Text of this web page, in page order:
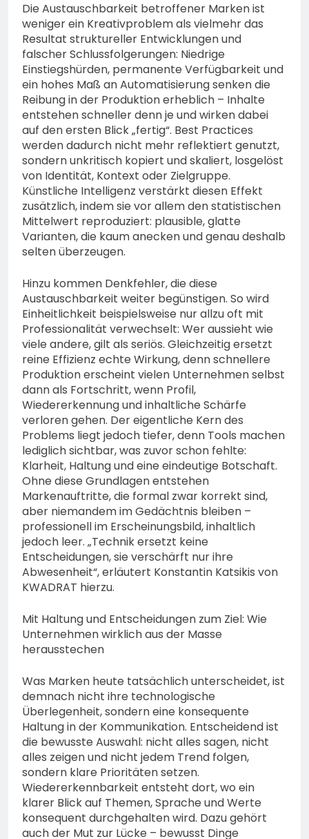
Die Austauschbarkeit betroffener Marken ist
weniger ein Kreativproblem als vielmehr das
Resultat struktureller Entwicklungen und
falscher Schlussfolgerungen: Niedrige
Einstiegshürden, permanente Verfügbarkeit und
ein hohes Maß an Automatisierung senken die
Reibung in der Produktion erheblich – Inhalte
entstehen schneller denn je und wirken dabei
auf den ersten Blick „fertig“. Best Practices
werden dadurch nicht mehr reflektiert genutzt,
sondern unkritisch kopiert und skaliert, losgelöst
von Identität, Kontext oder Zielgruppe.
Künstliche Intelligenz verstärkt diesen Effekt
zusätzlich, indem sie vor allem den statistischen
Mittelwert reproduziert: plausible, glatte
Varianten, die kaum anecken und genau deshalb
selten überzeugen.
Hinzu kommen Denkfehler, die diese
Austauschbarkeit weiter begünstigen. So wird
Einheitlichkeit beispielsweise nur allzu oft mit
Professionalität verwechselt: Wer aussieht wie
viele andere, gilt als seriös. Gleichzeitig ersetzt
reine Effizienz echte Wirkung, denn schnellere
Produktion erscheint vielen Unternehmen selbst
dann als Fortschritt, wenn Profil,
Wiedererkennung und inhaltliche Schärfe
verloren gehen. Der eigentliche Kern des
Problems liegt jedoch tiefer, denn Tools machen
lediglich sichtbar, was zuvor schon fehlte:
Klarheit, Haltung und eine eindeutige Botschaft.
Ohne diese Grundlagen entstehen
Markenauftritte, die formal zwar korrekt sind,
aber niemandem im Gedächtnis bleiben –
professionell im Erscheinungsbild, inhaltlich
jedoch leer. „Technik ersetzt keine
Entscheidungen, sie verschärft nur ihre
Abwesenheit“, erläutert Konstantin Katsikis von
KWADRAT hierzu.
Mit Haltung und Entscheidungen zum Ziel: Wie
Unternehmen wirklich aus der Masse
herausstechen
Was Marken heute tatsächlich unterscheidet, ist
demnach nicht ihre technologische
Überlegenheit, sondern eine konsequente
Haltung in der Kommunikation. Entscheidend ist
die bewusste Auswahl: nicht alles sagen, nicht
alles zeigen und nicht jedem Trend folgen,
sondern klare Prioritäten setzen.
Wiedererkennbarkeit entsteht dort, wo ein
klarer Blick auf Themen, Sprache und Werte
konsequent durchgehalten wird. Dazu gehört
auch der Mut zur Lücke – bewusst Dinge